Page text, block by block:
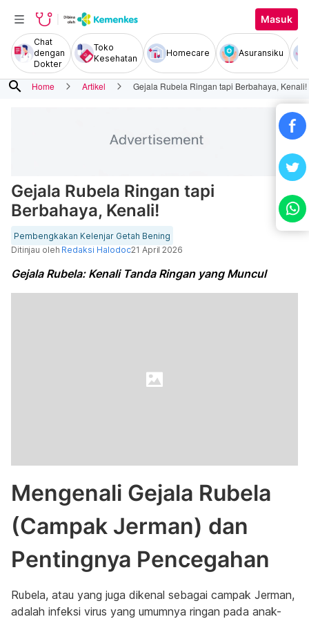
Masuk
Chat
dengan
Dokter
Toko
Kesehatan
Homecare Asuransiku
search Home Artikel Gejala Rubela Ringan tapi Berbahaya, Kenali!
Gejala Rubela Ringan tapi
Berbahaya, Kenali!
Pembengkakan Kelenjar Getah Bening
Ditinjau oleh Redaksi Halodoc21 April 2026
Gejala Rubela: Kenali Tanda Ringan yang Muncul
Mengenali Gejala Rubela
(Campak Jerman) dan
Pentingnya Pencegahan
Rubela, atau yang juga dikenal sebagai campak Jerman,
adalah infeksi virus yang umumnya ringan pada anak-